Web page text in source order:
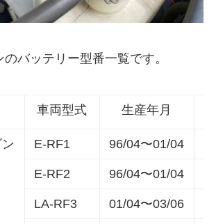
バッテリー型番一覧です。
車両型式 生産年月
E-RF1 96/04〜01/04
E-RF2 96/04〜01/04
LA-RF3 01/04〜03/06